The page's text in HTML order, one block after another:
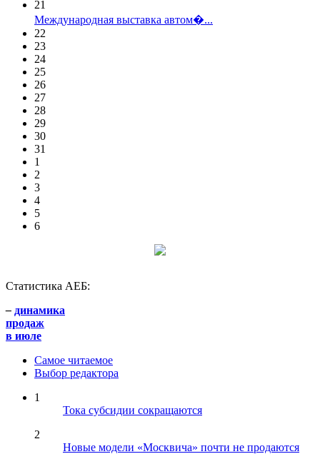
21
Международная выставка автом�...
22
23
24
25
26
27
28
29
30
31
1
2
3
4
5
6
Статистика АЕБ:
– динамика
продаж
в июле
Самое читаемое
Выбор редактора
1
Тока субсидии сокращаются
2
Новые модели «Москвича» почти не продаются